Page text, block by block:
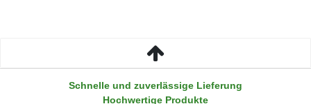
Schnelle und zuverlässige Lieferung
Hochwertige Produkte